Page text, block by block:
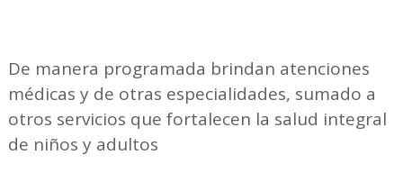
De manera programada brindan atenciones
médicas y de otras especialidades, sumado a
otros servicios que fortalecen la salud integral
de niños y adultos